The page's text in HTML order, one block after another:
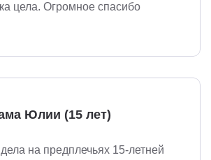
цела. Огромное спасибо
Юлии (15 лет)
на предплечьях 15-летней